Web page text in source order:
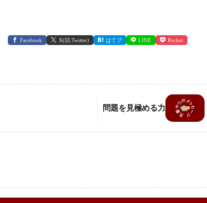
Facebook X(旧:Twitter) はてブ LINE Pocket
問題を見極める力